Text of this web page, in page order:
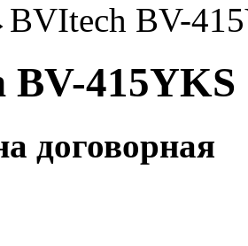
BVItech BV-
BV-415YKS
договорная